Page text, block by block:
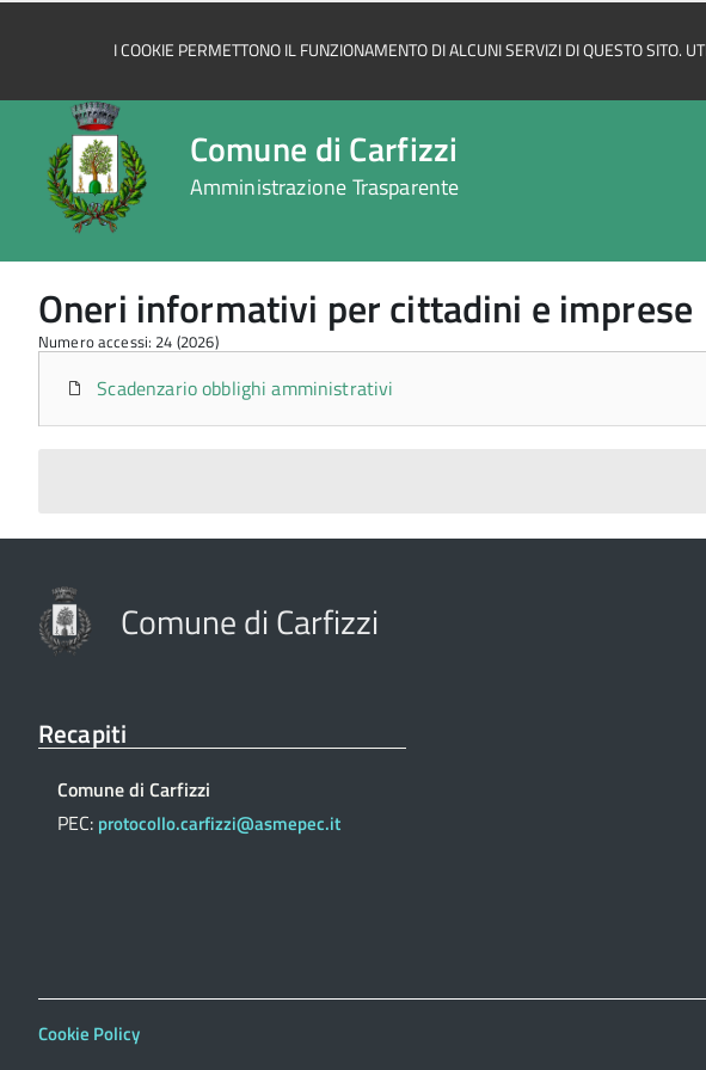
Comune di Carfizzi
Amministrazione Trasparente
Oneri informativi per cittadini e imprese
Numero accessi: 24 (2026)
Scadenzario obblighi amministrativi
Comune di Carfizzi
Recapiti
Comune di Carfizzi
PEC: protocollo.carfizzi@asmepec.it
Cookie Policy
I COOKIE PERMETTONO IL FUNZIONAMENTO DI ALCUNI SERVIZI DI QUESTO SITO.